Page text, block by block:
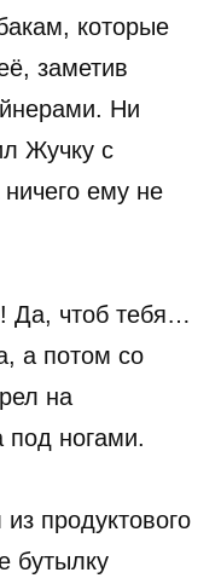
которые
заметив
Ни
Жучку с
ничего ему не
Да, чтоб тебя…
а потом со
на
под ногами.
продуктового
бутылку